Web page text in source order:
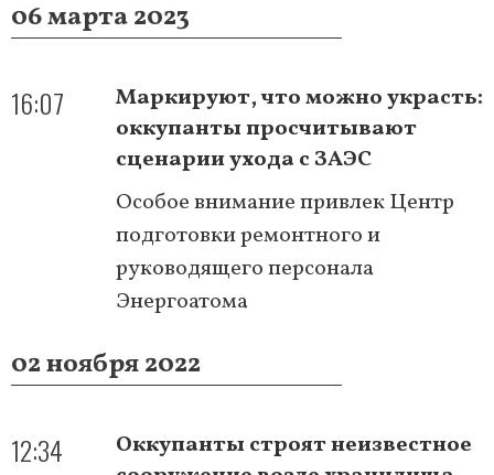
06 марта 2023
16:07
Маркируют, что можно украсть:
оккупанты просчитывают
сценарии ухода с ЗАЭС
Особое внимание привлек Центр
подготовки ремонтного и
руководящего персонала
Энергоатома
02 ноября 2022
12:34
Оккупанты строят неизвестное